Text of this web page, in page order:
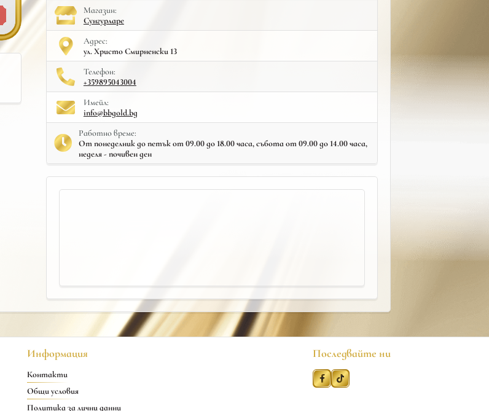
Mагазин:
Сунгурларе
Адрес:
ул. Христо Смирненски 13
Телефон:
+359895043004
Имейл:
info@bbgold.bg
Работно време:
От понеделник до петък от 09.00 до 18.00 часа, събота от 09.00 до 14.00 часа,
неделя - почивен ден
Информация
Контакти
Общи условия
Политика за лични данни
Последвайте ни